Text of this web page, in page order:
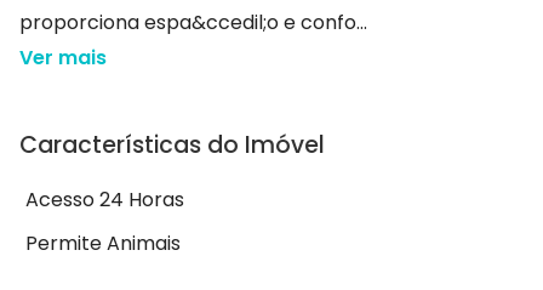
proporciona espa&ccedil;o e confo...
Ver mais
Características do Imóvel
Acesso 24 Horas
Permite Animais